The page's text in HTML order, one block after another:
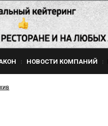
НОВОСТИ КОМПАНИЙ